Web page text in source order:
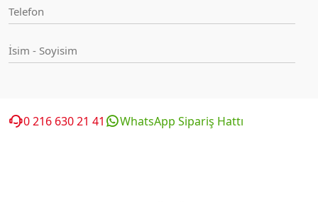
0 216 630 21 41 WhatsApp Sipariş Hattı